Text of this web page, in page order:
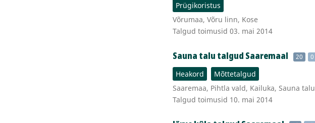
Prügikoristus
Võrumaa, Võru linn, Kose
Talgud toimusid 03. mai 2014
Sauna talu talgud Saaremaal 20 0
Heakord
Mõttetalgud
Saaremaa, Pihtla vald, Kailuka, Sauna talu
Talgud toimusid 10. mai 2014